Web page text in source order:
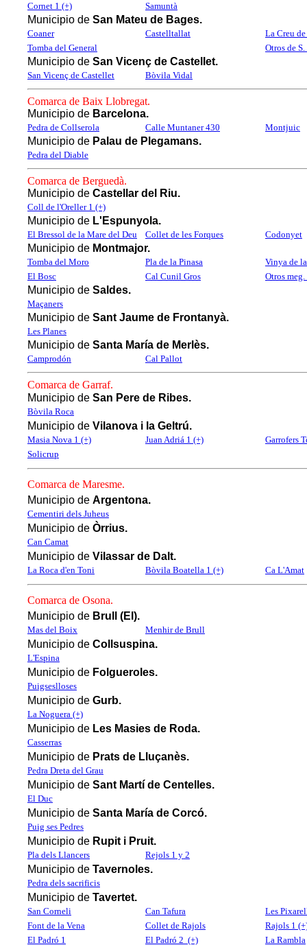
Cornet 1 (+) Samuntà
Municipio de San Mateu de Bages.
Coaner Castelltallat
La Creu
Tomba del General
Otros de
Municipio de San Vicenç de Castellet.
San Vicenç de Castellet Bòvila Vidal
Comarca de Baix Llobregat.
Municipio de Barcelona.
Pedra de Collserola Calle Muntaner 430 Montjuic
Municipio de Palau de Plegamans.
Pedra del Diable
Comarca de Berguedà.
Municipio de Castellar del Riu.
Coll de l'Oreller 1 (+)
Municipio de L'Espunyola.
El Bressol de la Mare del Deu Collet de les Forques Codonyet
Municipio de Montmajor.
Tomba del Moro Pla de la Pinasa
Vinya de
El Bosc
Cal Cunil Gros Otros
Municipio de Saldes.
Maçaners
Municipio de Sant Jaume de Frontanyà.
Les Planes
Municipio de Santa María de Merlès.
Camprodón Cal Pallot
Comarca de Garraf.
Municipio de San Pere de Ribes.
Bòvila Roca
Municipio de Vilanova i la Geltrú.
Masia Nova 1 (+) Juan Adriá 1 (+)
Garrofers
Solicrup
Comarca de Maresme.
Municipio de Argentona.
Cementiri dels Juheus
Municipio de Òrrius.
Can Camat
Municipio de Vilassar de Dalt.
La Roca d'en Toni Bòvila Boatella 1 (+) Ca L'Amat
Comarca de Osona.
Municipio de Brull (El).
Mas del Boix Menhir de Brull
Municipio de Collsuspina.
L'Espina
Municipio de Folgueroles.
Puigseslloses
Municipio de Gurb.
La Noguera (+)
Municipio de Les Masies de Roda.
Casserras
Municipio de Prats de Lluçanès.
Pedra Dreta del Grau
Municipio de Sant Martí de Centelles.
El Duc
Municipio de Santa María de Corcó.
Puig ses Pedres
Municipio de Rupit i Pruit.
Pla dels Llancers Rejols 1 y 2
Municipio de Tavernoles.
Pedra dels sacrificis
Municipio de Tavertet.
San Corneli Can Tafura
Les
Font de la Vena
Collet de Rajols
Rajols 1
El Padró 1
El Padró 2 (+) La Rambla